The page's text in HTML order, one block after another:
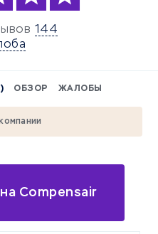
144
ОБЗОР ЖАЛОБЫ
Compensair